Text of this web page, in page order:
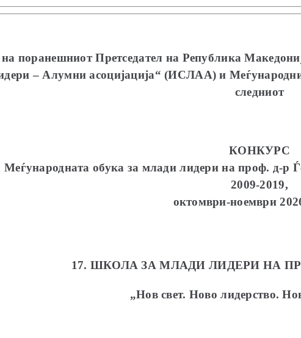
на поранешниотПретседател на Република
– Алумни асоцијација“ (ИСЛАА) и
следниот
КОНКУРС
Меѓународната обука за млади лидери напроф. д-р
2009-2019,
октомври-ноември
17. ШКОЛА ЗА МЛАДИ ЛИДЕРИ НА
„Нов свет. Ново лидерство.